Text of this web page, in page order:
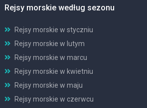
Rejsy morskie według sezonu
Rejsy morskie w styczniu
Rejsy morskie w lutym
Rejsy morskie w marcu
Rejsy morskie w kwietniu
Rejsy morskie w maju
Rejsy morskie w czerwcu